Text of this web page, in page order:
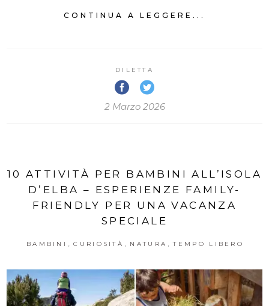
CONTINUA A LEGGERE...
DILETTA
2 Marzo 2026
10 ATTIVITÀ PER BAMBINI ALL’ISOLA
D’ELBA – ESPERIENZE FAMILY-
FRIENDLY PER UNA VACANZA
SPECIALE
BAMBINI , CURIOSITÀ , NATURA , TEMPO LIBERO